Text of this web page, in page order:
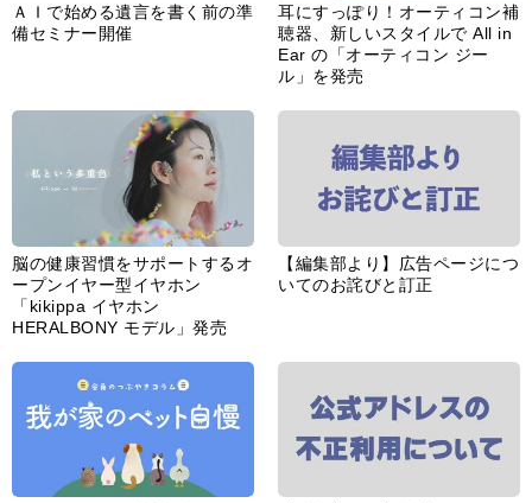
ＡＩで始める遺言を書く前の準
備セミナー開催
耳にすっぽり！オーティコン補
聴器、新しいスタイルで All in
Ear の「オーティコン ジー
ル」を発売
脳の健康習慣をサポートするオ
ープンイヤー型イヤホン
「kikippa イヤホン
HERALBONY モデル」発売
【編集部より】広告ページにつ
いてのお詫びと訂正